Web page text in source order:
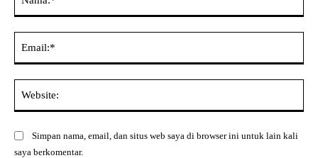
Simpan nama, email, dan situs web saya di browser ini untuk lain kali
saya berkomentar.